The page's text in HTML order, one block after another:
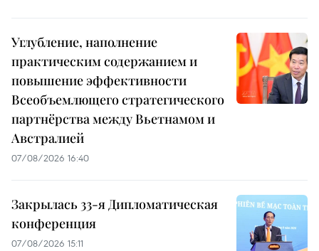
Углубление, наполнение
практическим содержанием и
повышение эффективности
Всеобъемлющего стратегического
партнёрства между Вьетнамом и
Австралией
07/08/2026 16:40
Закрылась 33-я Дипломатическая
конференция
07/08/2026 15:11